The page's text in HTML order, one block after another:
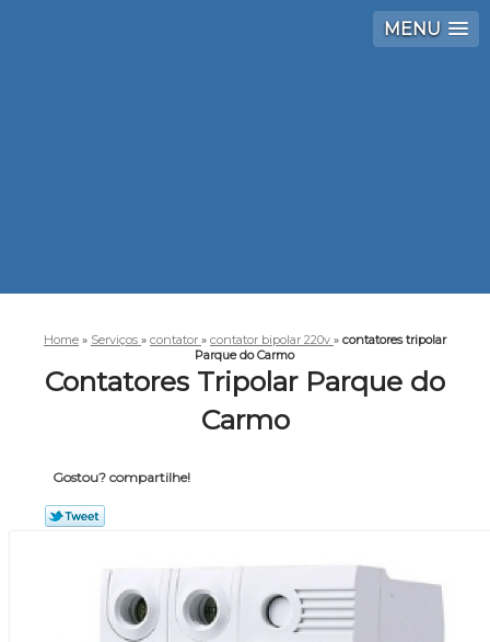
MENU
Home » Serviços » contator » contator bipolar 220v » contatores tripolar
Parque do Carmo
Contatores Tripolar Parque do
Carmo
Gostou? compartilhe!